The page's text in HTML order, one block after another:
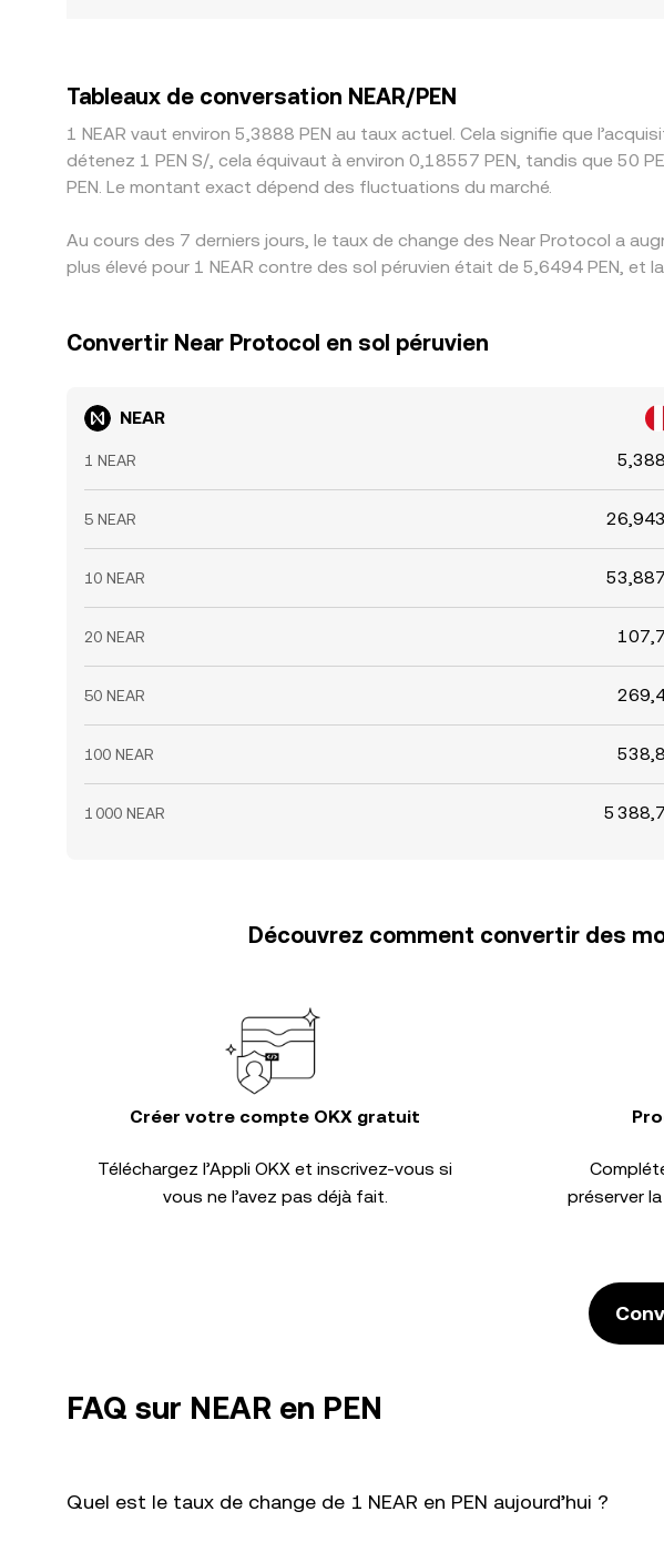
Tableaux de conversation NEAR/PEN
1 NEAR vaut environ 5,3888 PEN au taux actuel. Cela signifie que
détenez 1 PEN S/, cela équivaut à environ 0,18557 PEN, tandis que 50
PEN. Le montant exact dépend des fluctuations du marché.
Au cours des 7 derniers jours, le taux de change des Near Protocol a
plus élevé pour 1 NEAR contre des sol péruvien était de 5,6494 PEN, et
Convertir Near Protocol en sol péruvien
NEAR
1 NEAR
5 NEAR
10 NEAR
20 NEAR
50 NEAR
100 NEAR
1 000 NEAR 5
Découvrez comment convertir des
Créer votre compte OKX gratuit
Téléchargez l’Appli OKX et inscrivez-vous si
vous ne l’avez pas déjà fait.
préserver
FAQ sur NEAR en PEN
Quel est le taux de change de 1 NEAR en PEN aujourd’hui ?